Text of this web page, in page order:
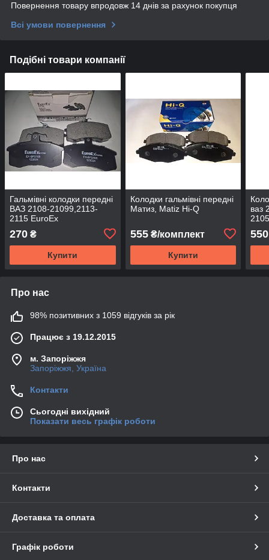
Повернення товару впродовж 14 днів за рахунок покупця
Всі умови повернення
Подібні товари компанії
Гальмівні колодки передні
ВАЗ 2108-21099,2113-
2115 EuroEx
270 ₴
Купити
Колодки гальмівні передні
Матиз, Matiz Hi-Q
555₴/комплект
Купити
ваз
550
Про нас
98% позитивних з 1059 відгуків за рік
Працює з 19.12.2015
м. Запоріжжя
Запоріжжя, Україна
Контакти
Сьогодні вихідний
Показати весь графік роботи
Про нас
Контакти
Доставка та оплата
Графік роботи